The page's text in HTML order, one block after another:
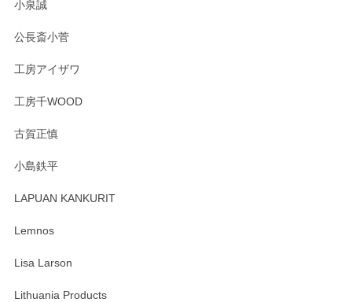
す。 素敵な湯呑みでとても気に入りました。 発送も早く、
たm(_)m
います。無事に届いたようで安心いたしまし
小泉誠
公長斎小菅
工房アイザワ
工房千WOOD
古賀正慎
小島鉄平
LAPUAN KANKURIT
Lemnos
Lisa Larson
Lithuania Products